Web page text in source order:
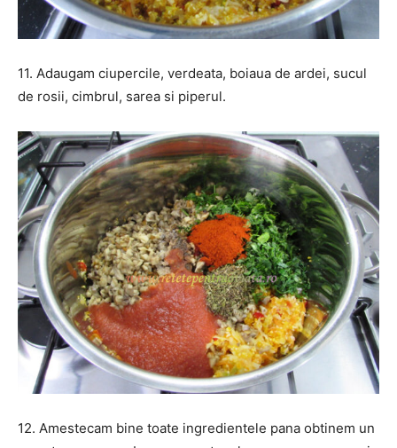
11. Adaugam ciupercile, verdeata, boiaua de ardei, sucul
de rosii, cimbrul, sarea si piperul.
12. Amestecam bine toate ingredientele pana obtinem un